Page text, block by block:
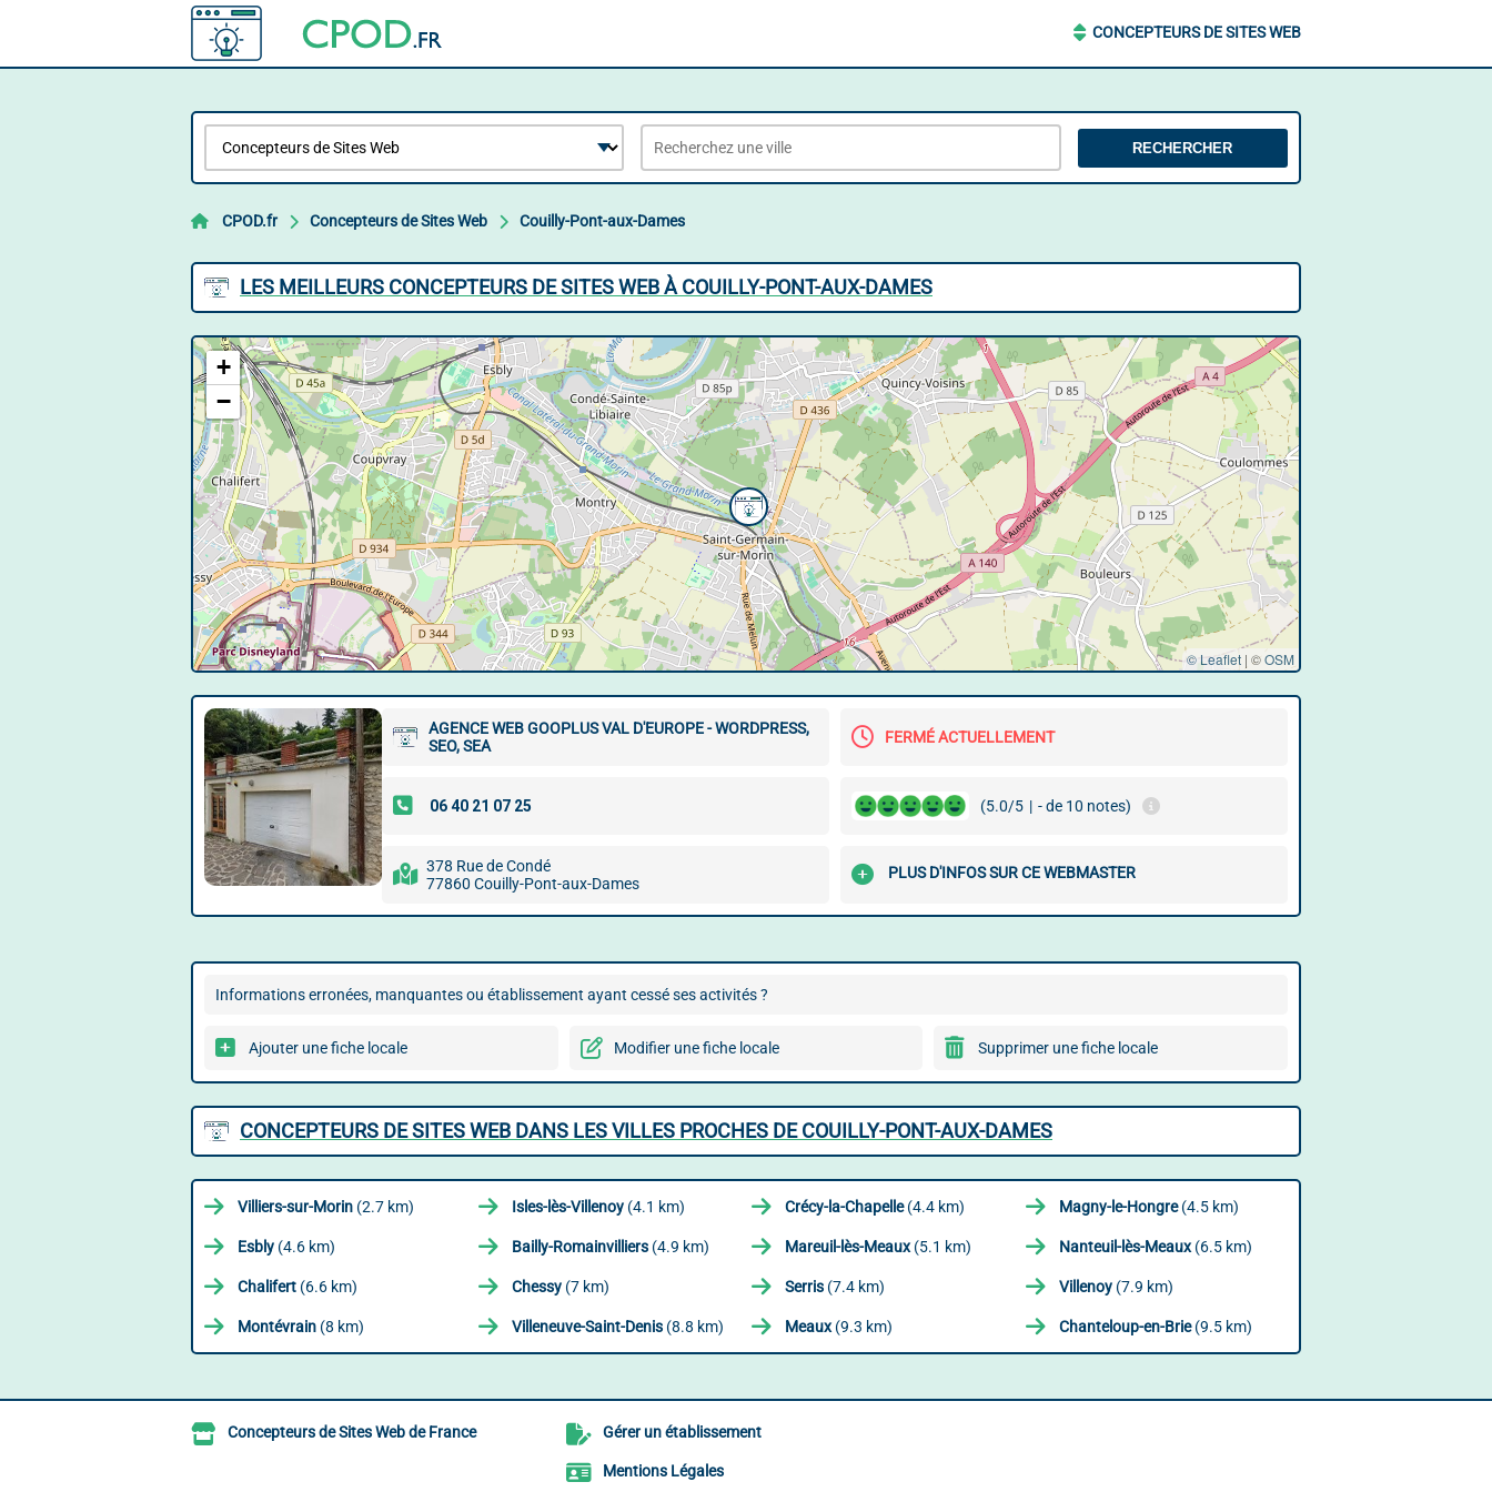
CONCEPTEURS DE SITES WEB
RECHERCHER
CPOD.fr Concepteurs de Sites Web Couilly-Pont-aux-Dames
LES MEILLEURS CONCEPTEURS DE SITES WEB À COUILLY-PONT-AUX-DAMES
+
−
© Leaflet | ©OSM
AGENCE WEB GOOPLUS VAL D'EUROPE - WORDPRESS,
SEO, SEA
FERMÉ ACTUELLEMENT
(5.0/5 | - de 10 notes)
378 Rue de Condé
77860 Couilly-Pont-aux-Dames
PLUS D'INFOS SUR CE WEBMASTER
Informations erronées, manquantes ou établissement ayant cessé ses activités ?
Ajouter une fiche locale Modifier une fiche locale Supprimer une fiche locale
CONCEPTEURS DE SITES WEB DANS LES VILLES PROCHES DE COUILLY-PONT-AUX-DAMES
Villiers-sur-Morin (2.7 km) Isles-lès-Villenoy(4.1 km) Crécy-la-Chapelle(4.4 km) Magny-le-Hongre(4.5 km)
Esbly (4.6 km) Bailly-Romainvilliers(4.9 km) Mareuil-lès-Meaux(5.1 km) Nanteuil-lès-Meaux(6.5 km)
Chalifert (6.6 km) Chessy(7 km) Serris (7.4 km) Villenoy(7.9 km)
Montévrain (8 km) Villeneuve-Saint-Denis(8.8 km) Meaux(9.3 km) Chanteloup-en-Brie(9.5 km)
Concepteurs de Sites Web de France Gérer un établissement
Mentions Légales